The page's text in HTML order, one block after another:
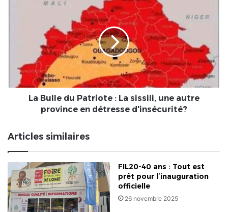
sissili,
autre
provinceLa Bulle du Patriote : La sissili, une autre
province en détresse d'insécurité?
Articles similaires
FIL20-40 ans : Tout est
prêt pour l’inauguration
officielle
26 novembre 2025